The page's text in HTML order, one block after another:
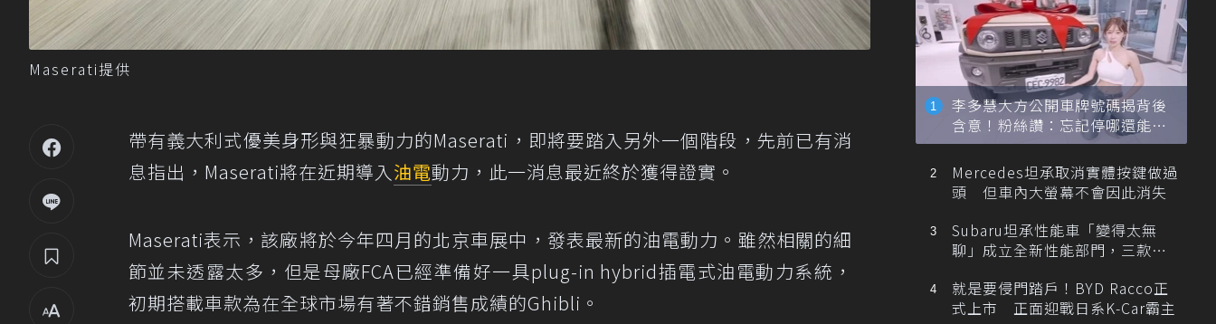
Maserati提供
帶有義大利式優美身形與狂暴動力的Maserati，即將要踏入另外一個階段，先前已有消
息指出，Maserati將在近期導入油電動力，此一消息最近終於獲得證實。
Maserati表示，該廠將於今年四月的北京車展中，發表最新的油電動力。雖然相關的細
節並未透露太多，但是母廠FCA已經準備好一具plug-in hybrid插電式油電動力系統，
初期搭載車款為在全球市場有著不錯銷售成績的Ghibli。
李多慧大方公開車牌號碼揭背後
含意！粉絲讚：忘記停哪還能幫
忙找車
Mercedes坦承取消實體按鍵做過
頭 但車內大螢幕不會因此消失
Subaru坦承性能車「變得太無
聊」成立全新性能部門，三款手
就是要侵門踏戶！BYD Racco正
式上市 正面迎戰日系K-Car霸主